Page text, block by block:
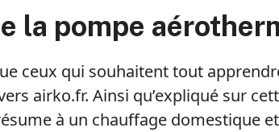
la pompe
ceux qui souhaitent tout
airko.fr. Ainsi qu’expliqué sur
à un chauffage domestique